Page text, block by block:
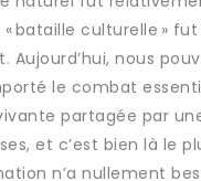
bataille culturelle »
Aujourd’hui, nous
le combat
partagée par
et c’est bien là le
n’a nullement